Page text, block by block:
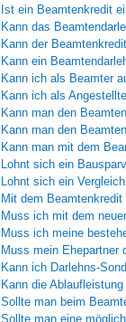
Ist ein Beamtenkredit
Kann das
Kann der
Kann ein
Kann ich als Beamter
Kann ich als
Kann man den
Kann man den
Kann man mit dem
Lohnt sich ein
Lohnt sich ein
Mit dem
Muss ich mit dem
Muss ich meine
Muss mein Ehepartner
Kann ich Darlehns-
Kann die
Sollte man beim
Sollte man eine